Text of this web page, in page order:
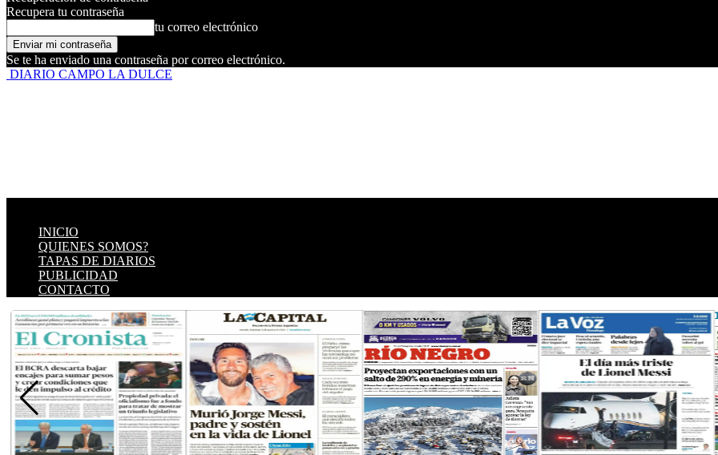
Recupera tu contraseña
tu correo electrónico
Se te ha enviado una contraseña por correo electrónico.
DIARIO CAMPO LA DULCE
INICIO
QUIENES SOMOS?
TAPAS DE DIARIOS
PUBLICIDAD
CONTACTO